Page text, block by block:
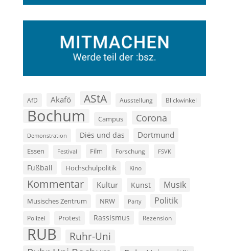
AfD Akafö AStA Ausstellung Blickwinkel
Bochum Campus Corona
Demonstration Diës und das Dortmund
Essen Festival Film Forschung FSVK
Fußball Hochschulpolitik Kino
Kommentar Kultur Kunst Musik
Musisches Zentrum NRW Party Politik
Polizei Protest Rassismus Rezension
RUB Ruhr-Uni